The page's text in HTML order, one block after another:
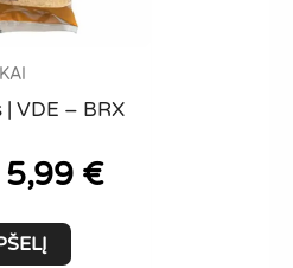
| VDE – BRX
5,99 €